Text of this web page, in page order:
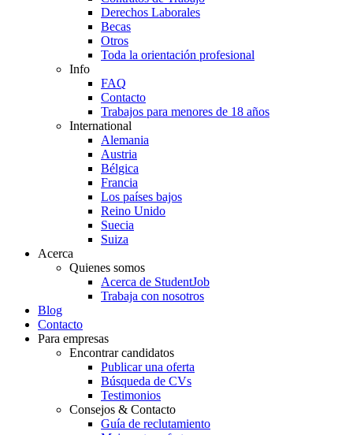
Derechos Laborales
Becas
Otros
Toda la orientación profesional
Info
FAQ
Contacto
Trabajos para menores de 18 años
International
Alemania
Austria
Bélgica
Francia
Los países bajos
Reino Unido
Suecia
Suiza
Acerca
Quienes somos
Acerca de StudentJob
Trabaja con nosotros
Blog
Contacto
Para empresas
Encontrar candidatos
Publicar una oferta
Búsqueda de CVs
Testimonios
Consejos & Contacto
Guía de reclutamiento